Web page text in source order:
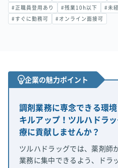
#正職員登用あり #残業10h以下 #未
#すぐに勤務可 #オンライン面接可
企業の魅力ポイント
調剤業務に専念できる環
キルアップ！ツルハドラ
療に貢献しませんか？
ツルハドラッグでは、薬剤師
業務に集中できるよう、ドラ